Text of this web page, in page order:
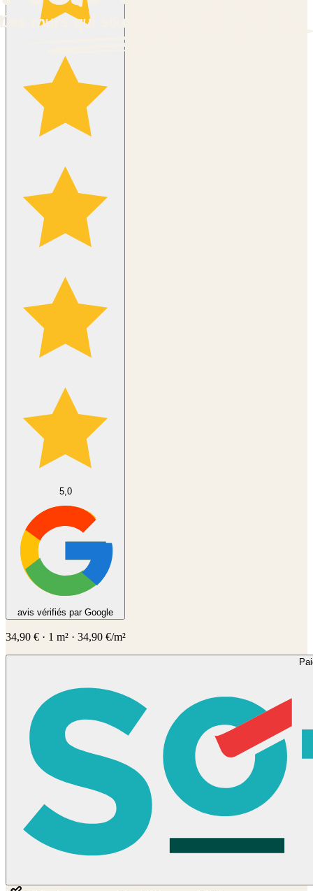
5,0
avis vérifiés par Google
34,90 € · 1 m² · 34,90 €/m²